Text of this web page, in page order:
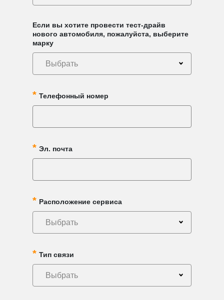
Если вы хотите провести тест-драйв
нового автомобиля, пожалуйста, выберите
марку
Выбрать
Телефонный номер
Эл. почта
Расположение сервиса
Выбрать
Тип связи
Выбрать